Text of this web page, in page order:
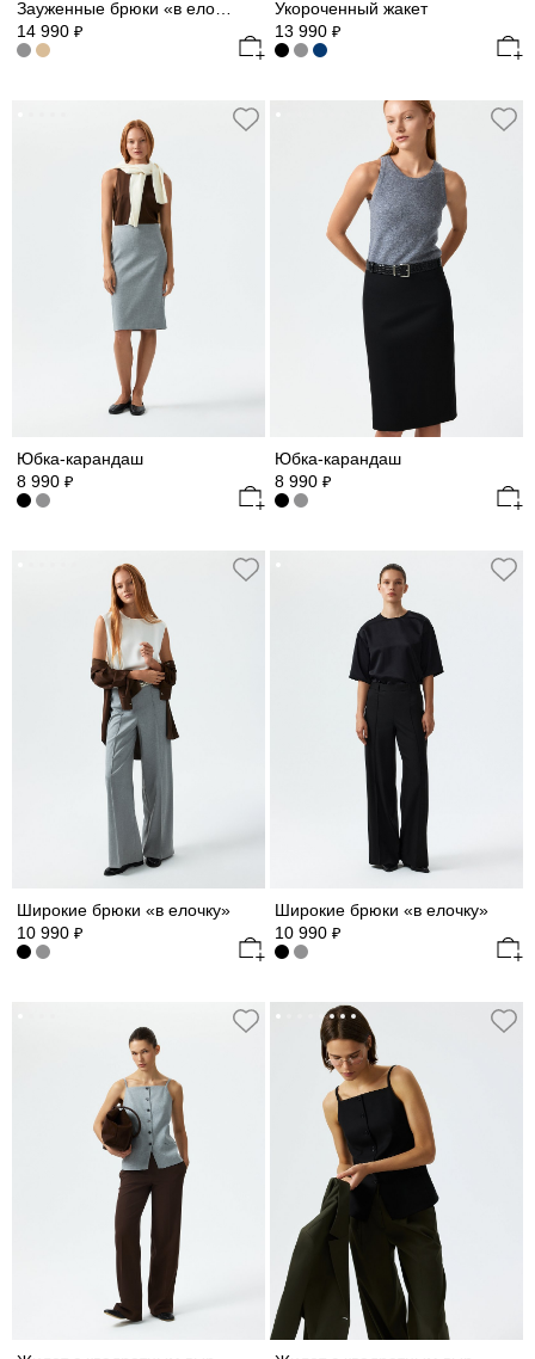
14 990 ₽
Укороченный жакет
13 990 ₽
Юбка-карандаш
8 990 ₽
Юбка-карандаш
8 990 ₽
Широкие брюки «в елочку»
10 990 ₽
Широкие брюки «в елочку»
10 990 ₽